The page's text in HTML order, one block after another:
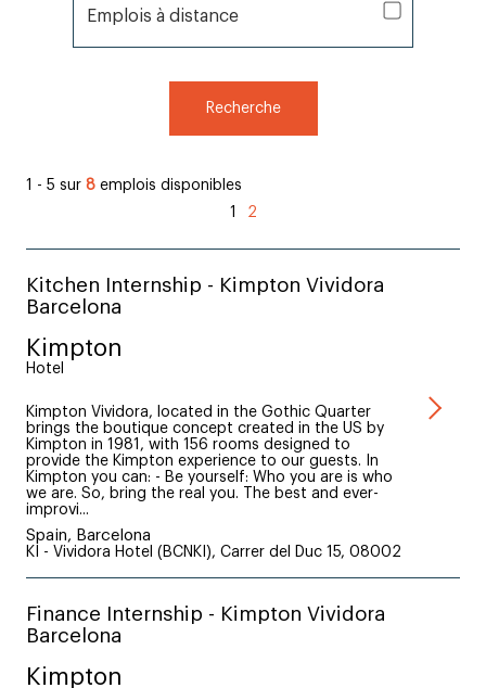
Emplois à distance
Emplois à distance
Recherche
1 - 5 sur 8 emplois disponibles
1
2
Kitchen Internship - Kimpton Vividora
Barcelona
Kimpton
Hotel
Kimpton Vividora, located in the Gothic Quarter
brings the boutique concept created in the US by
Kimpton in 1981, with 156 rooms designed to
provide the Kimpton experience to our guests. In
Kimpton you can: - Be yourself: Who you are is who
we are. So, bring the real you. The best and ever-
improvi...
Spain, Barcelona
KI - Vividora Hotel (BCNKI), Carrer del Duc 15, 08002
Finance Internship - Kimpton Vividora
Barcelona
Kimpton